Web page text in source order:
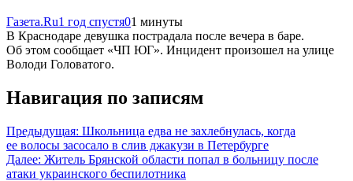
Газета.Ru1 год спустя01 минуты
В Краснодаре девушка пострадала после вечера в баре.
Об этом сообщает «ЧП ЮГ». Инцидент произошел на улице
Володи Головатого.
Навигация по записям
Предыдущая: Школьница едва не захлебнулась, когда
ее волосы засосало в слив джакузи в Петербурге
Далее: Житель Брянской области попал в больницу после
атаки украинского беспилотника